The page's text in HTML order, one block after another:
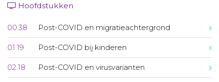
Hoofdstukken
00:38 Post-COVID en migratieachtergrond
01:19 Post-COVID bij kinderen
02:18 Post-COVID en virusvarianten